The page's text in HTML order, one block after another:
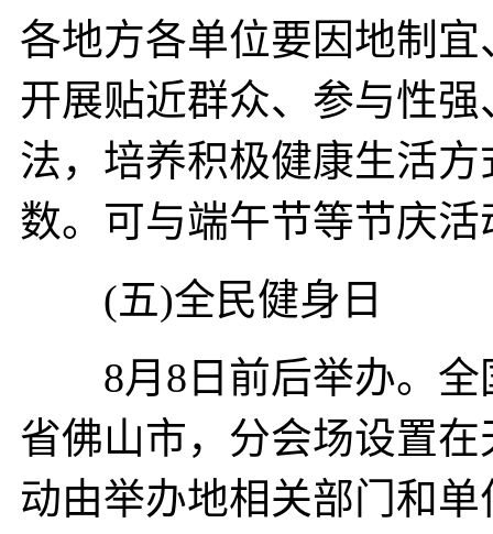
各地方各单位要因地制
开展贴近群众、参与性
法，培养积极健康生活
数。可与端午节等节庆
(五)全民健身日
8月8日前后举办。全
省佛山市，分会场设置
动由举办地相关部门和